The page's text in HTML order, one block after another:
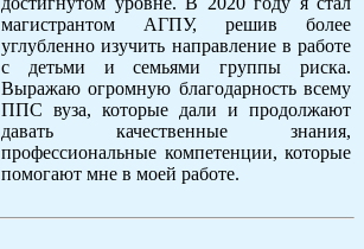
магистрантом АГПУ, решив более
углубленно изучить направление в работе
с детьми и семьями группы риска.
Выражаю огромную благодарность всему
ППС вуза, которые дали и продолжают
давать качественные знания,
профессиональные компетенции, которые
помогают мне в моей работе.